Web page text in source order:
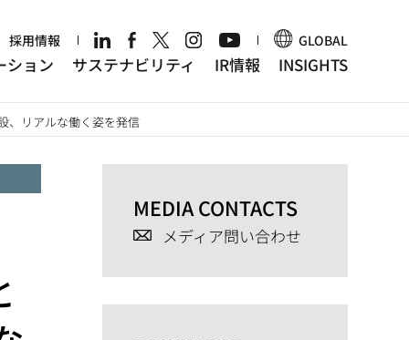
採用情報 GLOBAL
ション サステナビリティ IR情報 INSIGHTS
、リアルな働く姿を発信
MEDIA CONTACTS
メディア問い合わせ